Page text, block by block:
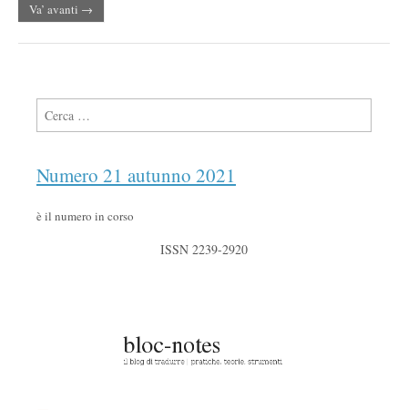
Va’ avanti →
Ricerca per:
Numero 21 autunno 2021
è il numero in corso
ISSN 2239-2920